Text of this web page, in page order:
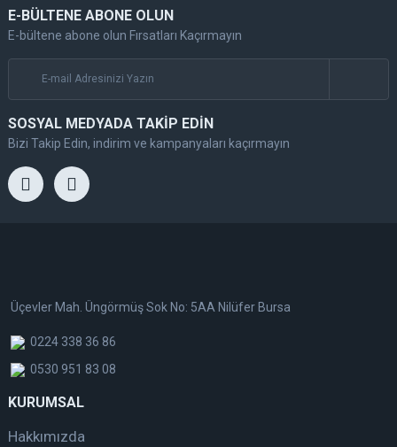
E-BÜLTENE ABONE OLUN
E-bültene abone olun Fırsatları Kaçırmayın
SOSYAL MEDYADA TAKİP EDİN
Bizi Takip Edin, indirim ve kampanyaları kaçırmayın
Üçevler Mah. Üngörmüş Sok No: 5AA Nilüfer Bursa
0224 338 36 86
0530 951 83 08
KURUMSAL
Hakkımızda